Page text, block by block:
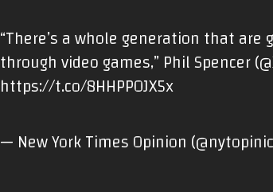
“There’s a whole generation that
through video games,” Phil Spencer (
https://t.co/8HHPPOJX5x
— New York Times Opinion